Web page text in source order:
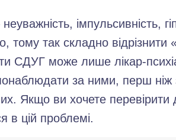
імпульсивність,
тому так складно
СДУГ може лише лікар-
за ними, перш
Якщо ви хочете
в цій проблемі.